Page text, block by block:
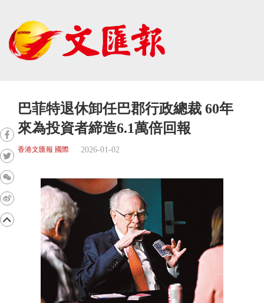
巴菲特退休卸任巴郡行政總裁 60年
來為投資者締造6.1萬倍回報
香港文匯報 國際 2026-01-02